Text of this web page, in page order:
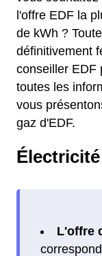
l'offre EDF la
de kWh ?
définitivement
conseiller EDF
toutes les
vous
gaz d'EDF.
Électricité
L'offre